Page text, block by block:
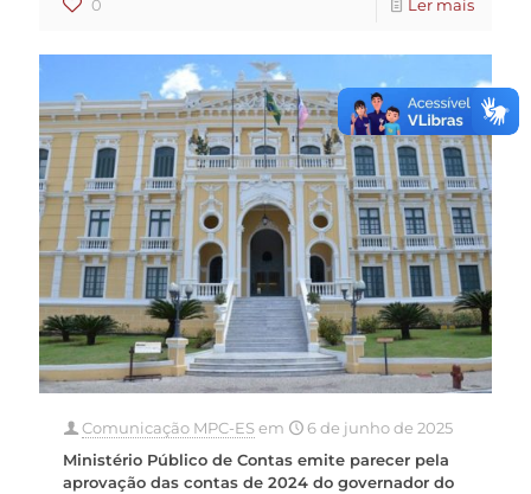
0 Ler mais
Comunicação MPC-ESem
6 de junho de 2025
Ministério Público de Contas emite parecer pela
aprovação das contas de 2024 do governador do